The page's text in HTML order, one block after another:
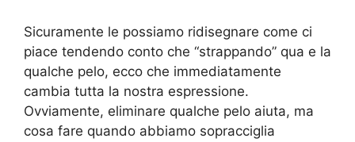
Sicuramente le possiamo ridisegnare come ci
piace tendendo conto che “strappando” qua e la
qualche pelo, ecco che immediatamente
cambia tutta la nostra espressione.
Ovviamente, eliminare qualche pelo aiuta, ma
cosa fare quando abbiamo sopracciglia